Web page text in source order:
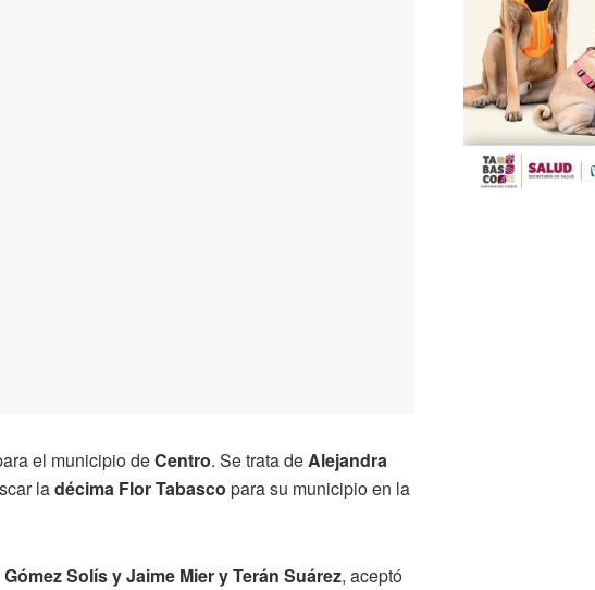
el municipio deCentro. Se trata deAlejandra
ladécima Flor Tabasco para su municipio en la
Solís y Jaime Mier y Terán Suárez, aceptó